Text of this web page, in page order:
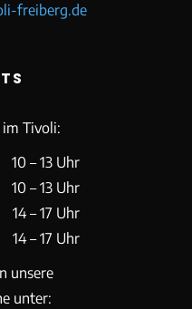
freiberg.de
Tivoli:
10 – 13 Uhr
10 – 13 Uhr
14 – 17 Uhr
14 – 17 Uhr
unsere
unter: